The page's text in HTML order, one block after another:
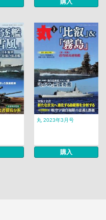
購入
丸 2023年3月号
購入